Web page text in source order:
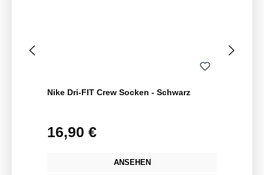
Nike Dri-FIT Crew Socken - Schwarz
Regulärer Preis:
16,90 €
ANSEHEN